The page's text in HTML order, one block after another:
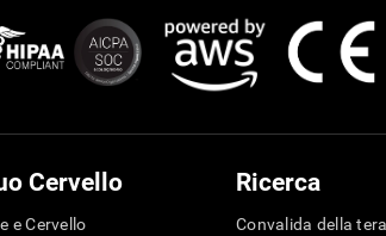
Cervello
e Cervello
Ricerca
Convalida della